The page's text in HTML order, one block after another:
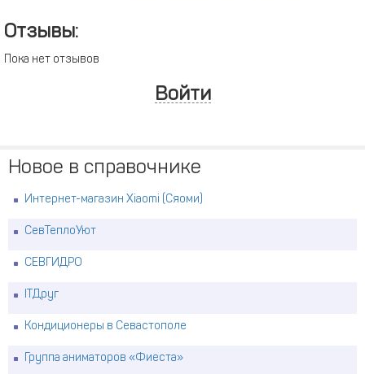
Отзывы:
Пока нет отзывов
Войти
Новое в справочнике
Интернет-магазин Xiaomi (Сяоми)
СевТеплоУют
СЕВГИДРО
ITДруг
Кондиционеры в Севастополе
Группа аниматоров «Фиеста»